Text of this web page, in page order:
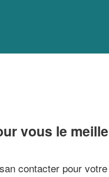
vous le
contacter pour